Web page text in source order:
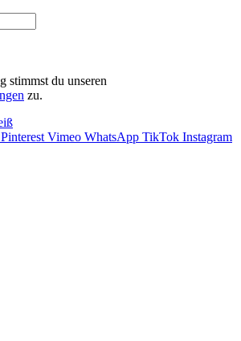
stimmst du unseren
zu.
Pinterest Vimeo WhatsApp TikTok Instagram